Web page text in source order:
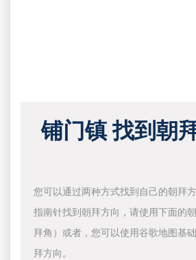
铺门镇 找到朝
您可以通过两种方式找到自己的朝拜
指南针找到朝拜方向，请使用下面的
拜角）或者，您可以使用谷歌地图基
拜方向。